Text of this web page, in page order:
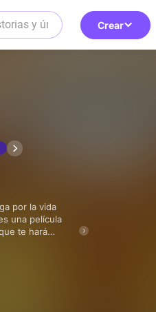
Crear
una película
te hará